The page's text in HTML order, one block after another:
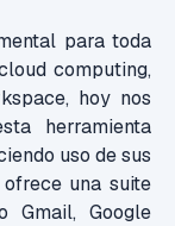
para toda
computing,
hoy nos
herramienta
uso de sus
una suite
Gmail, Google